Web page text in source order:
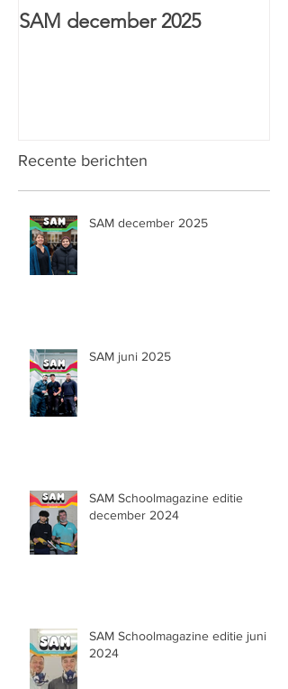
SAM december 2025
Recente berichten
SAM december 2025
SAM juni 2025
SAM Schoolmagazine editie
december 2024
SAM Schoolmagazine editie juni
2024